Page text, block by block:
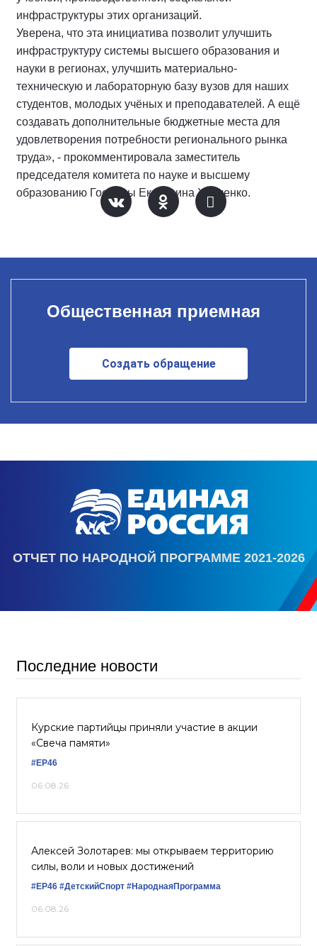
инфраструктуры этих организаций.
Уверена, что эта инициатива позволит улучшить
инфраструктуру системы высшего образования и
науки в регионах, улучшить материально-
техническую и лабораторную базу вузов для наших
студентов, молодых учёных и преподавателей. А ещё
создавать дополнительные бюджетные места для
удовлетворения потребности регионального рынка
труда», - прокомментировала заместитель
председателя комитета по науке и высшему
образованию Госдумы Екатерина Харченко.
Общественная приемная
Создать обращение
ОТЧЕТ ПО НАРОДНОЙ ПРОГРАММЕ 2021-2026
Последние новости
Курские партийцы приняли участие в акции
«Свеча памяти»
#ЕР46
06.08.26
Алексей Золотарев: мы открываем территорию
силы, воли и новых достижений
#ЕР46 #ДетскийСпорт #НароднаяПрограмма
06.08.26